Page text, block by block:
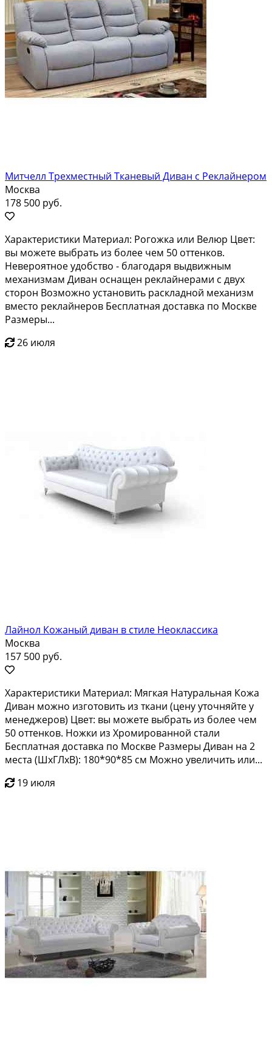
Митчелл Трехместный Тканевый Диван с Реклайнером
Москва
178 500 руб.
Характеристики Материал: Рогожка или Велюр Цвет:
вы можете выбрать из более чем 50 оттенков.
Невероятное удобство - благодаря выдвижным
механизмам Диван оснащен реклайнерами с двух
сторон Возможно установить раскладной механизм
вместо реклайнеров Бесплатная доставка по Москве
Размеры...
26 июля
Лайнол Кожаный диван в стиле Неоклассика
Москва
157 500 руб.
Характеристики Материал: Мягкая Натуральная Кожа
Диван можно изготовить из ткани (цену уточняйте у
менеджеров) Цвет: вы можете выбрать из более чем
50 оттенков. Ножки из Хромированной стали
Бесплатная доставка по Москве Размеры Диван на 2
места (ШхГЛхВ): 180*90*85 см Можно увеличить или...
19 июля